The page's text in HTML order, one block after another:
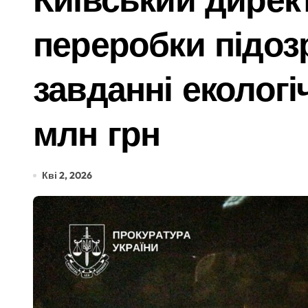
Дивовижне порятунок:
Від навчального закладу до
Психіатра з Київщини спіймали на
Більше 1,3 млн набоїв та 2500
Ремонт тормозной системы
Від 27 до 41 градуса: який вид
Послуги митного брокера як частина
У Києві колишньому директору
Київщина пережила сплеск
переробки
завданні
млн грн
Кві 2, 2026